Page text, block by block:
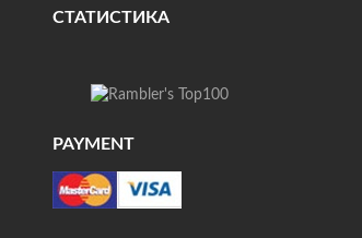
СТАТИСТИКА
PAYMENT